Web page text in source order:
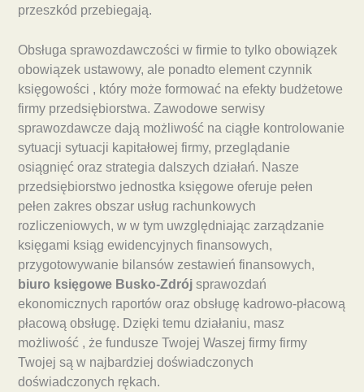
przeszkód przebiegają.
Obsługa sprawozdawczości w firmie to tylko obowiązek
obowiązek ustawowy, ale ponadto element czynnik
księgowości , który może formować na efekty budżetowe
firmy przedsiębiorstwa. Zawodowe serwisy
sprawozdawcze dają możliwość na ciągłe kontrolowanie
sytuacji sytuacji kapitałowej firmy, przeglądanie
osiągnięć oraz strategia dalszych działań. Nasze
przedsiębiorstwo jednostka księgowe oferuje pełen
pełen zakres obszar usług rachunkowych
rozliczeniowych, w w tym uwzględniając zarządzanie
księgami ksiąg ewidencyjnych finansowych,
przygotowywanie bilansów zestawień finansowych,
biuro księgowe Busko-Zdrój sprawozdań
ekonomicznych raportów oraz obsługę kadrowo-płacową
płacową obsługę. Dzięki temu działaniu, masz
możliwość , że fundusze Twojej Waszej firmy firmy
Twojej są w najbardziej doświadczonych
doświadczonych rękach.